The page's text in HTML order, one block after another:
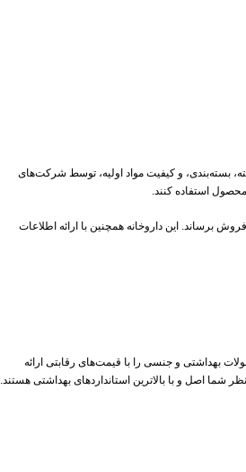
بسته‌بندی، و کیفیت مواد اولیه، توسط شرکت‌های
استفاده کنند.
برساند. این داروخانه همچنین با ارائه اطلاعات
بهداشتی و جنسی را با قیمت‌های رقابتی ارائه
شما اصل و با بالاترین استانداردهای بهداشتی هستند.